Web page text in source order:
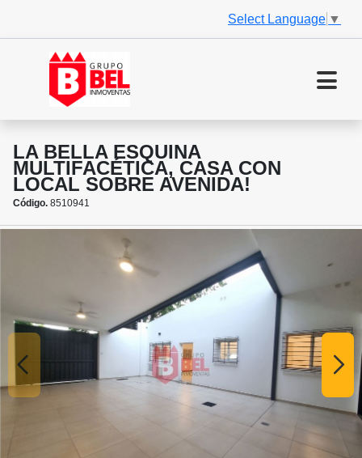
Select Language ▼
LA BELLA ESQUINA
MULTIFACÉTICA, CASA CON
LOCAL SOBRE AVENIDA!
Código. 8510941